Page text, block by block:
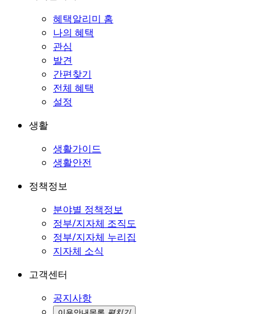
혜택알리미 홈
나의 혜택
관심
발견
간편찾기
전체 혜택
설정
생활
생활가이드
생활안전
정책정보
분야별 정책정보
정부/지자체 조직도
정부/지자체 누리집
지자체 소식
고객센터
공지사항